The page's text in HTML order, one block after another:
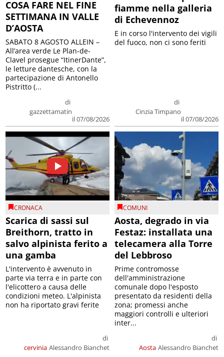
COSA FARE NEL FINE
SETTIMANA IN VALLE
D’AOSTA
di
gazzettamatin
il 07/08/2026
SABATO 8 AGOSTO ALLEIN –
All’area verde Le Plan-de-
Clavel prosegue “ItinerDante”,
le letture dantesche, con la
partecipazione di Antonello
Pistritto (...
fiamme nella galleria
di Echevennoz
di
Cinzia Timpano
il 07/08/2026
E in corso l'intervento dei vigili
del fuoco, non ci sono feriti
CRONACA
Scarica di sassi sul
Breithorn, tratto in
salvo alpinista ferito a
una gamba
cervinia
di
Alessandro Bianchet
L'intervento è avvenuto in
parte via terra e in parte con
l'elicottero a causa delle
condizioni meteo. L'alpinista
non ha riportato gravi ferite
COMUNI
Aosta, degrado in via
Festaz: installata una
telecamera alla Torre
del Lebbroso
Aosta
di
Alessandro Bianchet
Prime contromosse
dell'amministrazione
comunale dopo l'esposto
presentato da residenti della
zona; promessi anche
maggiori controlli e ulteriori
inter...